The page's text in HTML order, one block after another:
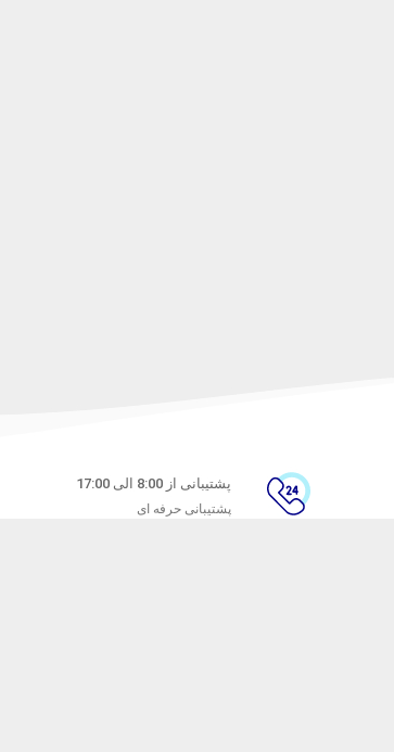
پشتیبانی از 8:00 الی 17:00
پشتیبانی حرفه ای